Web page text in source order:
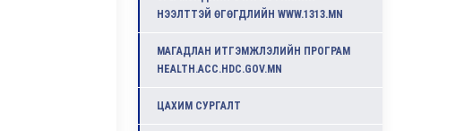
НЭЭЛТТЭЙ ӨГӨГДЛИЙН WWW.1313.MN
МАГАДЛАН ИТГЭМЖЛЭЛИЙН ПРОГРАМ
HEALTH.ACC.HDC.GOV.MN
ЦАХИМ СУРГАЛТ